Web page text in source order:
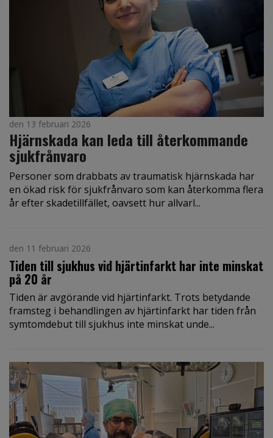
den 13 februari 2026
Hjärnskada kan leda till återkommande
sjukfrånvaro
Personer som drabbats av traumatisk hjärnskada har
en ökad risk för sjukfrånvaro som kan återkomma flera
år efter skadetillfället, oavsett hur allvarl...
den 11 februari 2026
Tiden till sjukhus vid hjärtinfarkt har inte minskat
på 20 år
Tiden är avgörande vid hjärtinfarkt. Trots betydande
framsteg i behandlingen av hjärtinfarkt har tiden från
symtomdebut till sjukhus inte minskat unde...